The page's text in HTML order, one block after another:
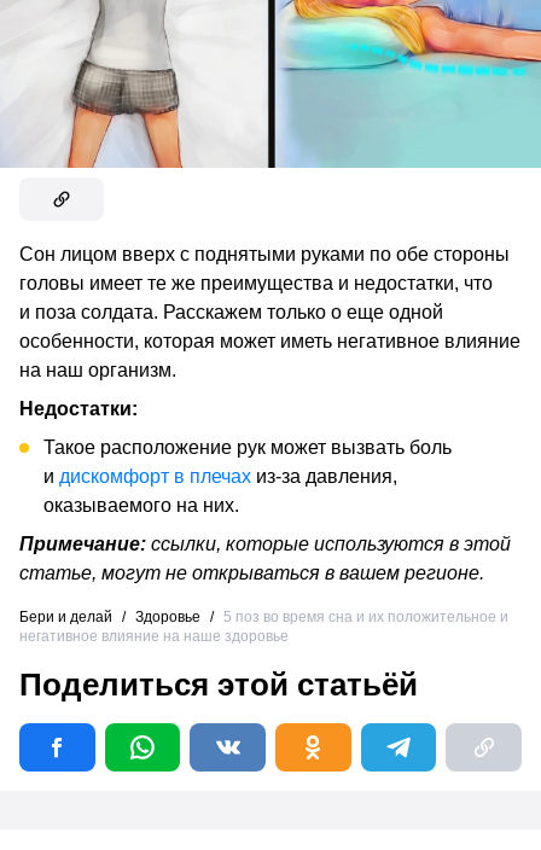
Сон лицом вверх с поднятыми руками по обе стороны
головы имеет те же преимущества и недостатки, что
и поза солдата. Расскажем только о еще одной
особенности, которая может иметь негативное влияние
на наш организм.
Недостатки:
Такое расположение рук может вызвать боль
и дискомфорт в плечах из-за давления,
оказываемого на них.
Примечание: ссылки, которые используются в этой
статье, могут не открываться в вашем регионе.
Бери и делай / Здоровье / 5 поз во время сна и их положительное и
негативное влияние на наше здоровье
Поделиться этой статьёй